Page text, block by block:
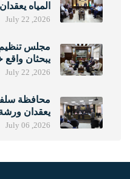
المياه
المحلية
July 22 ,2026
مجلس تنظيم
يبحثان
ونتائج مؤشرات
July 22 ,2026
محافظة
يعقدان ورشة
لتعزيز
July 06 ,2026